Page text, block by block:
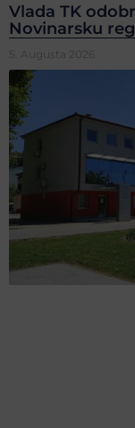
Vlada TK
Novinarsku
5. Augusta 2026.